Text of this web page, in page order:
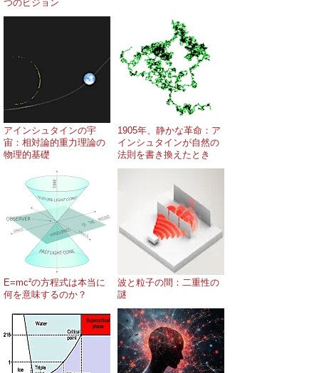
つのビジョン
アインシュタインの宇
宙：相対論的重力理論の
物理的基礎
1905年、静かな革命：ア
インシュタインが自然の
法則を書き換えたとき
E=mc²の方程式は本当に
何を意味するのか？
波と粒子の間：二重性の
謎